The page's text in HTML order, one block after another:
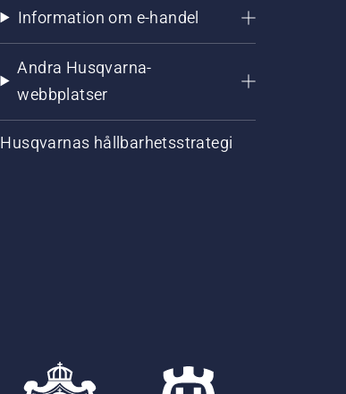
Information om e-handel
Andra Husqvarna-
webbplatser
Husqvarnas hållbarhetsstrategi